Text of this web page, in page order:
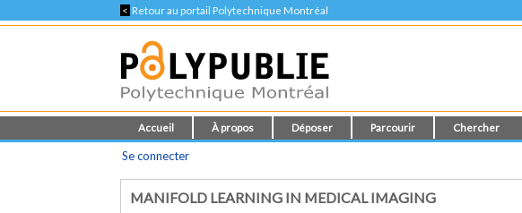
< Retour au portail Polytechnique Montréal
Accueil À propos Déposer Parcourir Chercher
Se connecter
MANIFOLD LEARNING IN MEDICAL IMAGING